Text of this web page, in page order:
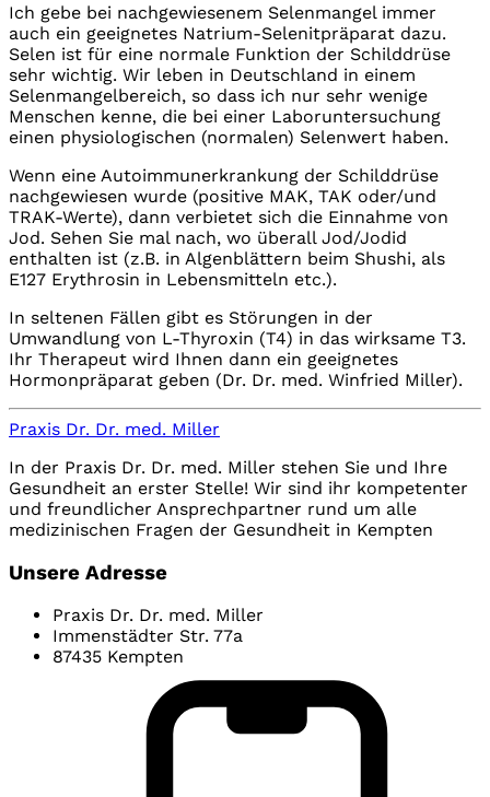
Ich gebe bei nachgewiesenem Selenmangel immer
auch ein geeignetes Natrium-Selenitpräparat dazu.
Selen ist für eine normale Funktion der Schilddrüse
sehr wichtig. Wir leben in Deutschland in einem
Selenmangelbereich, so dass ich nur sehr wenige
Menschen kenne, die bei einer Laboruntersuchung
einen physiologischen (normalen) Selenwert haben.
Wenn eine Autoimmunerkrankung der Schilddrüse
nachgewiesen wurde (positive MAK, TAK oder/und
TRAK-Werte), dann verbietet sich die Einnahme von
Jod. Sehen Sie mal nach, wo überall Jod/Jodid
enthalten ist (z.B. in Algenblättern beim Shushi, als
E127 Erythrosin in Lebensmitteln etc.).
In seltenen Fällen gibt es Störungen in der
Umwandlung von L-Thyroxin (T4) in das wirksame T3.
Ihr Therapeut wird Ihnen dann ein geeignetes
Hormonpräparat geben (Dr. Dr. med. Winfried Miller).
Praxis Dr. Dr. med. Miller
In der Praxis Dr. Dr. med. Miller stehen Sie und Ihre
Gesundheit an erster Stelle! Wir sind ihr kompetenter
und freundlicher Ansprechpartner rund um alle
medizinischen Fragen der Gesundheit in Kempten
Unsere Adresse
Praxis Dr. Dr. med. Miller
Immenstädter Str. 77a
87435 Kempten